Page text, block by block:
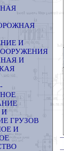
И
И
И
ГРУЗОВ
И